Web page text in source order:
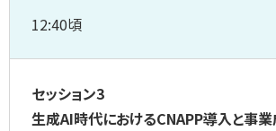
12:40頃
セッション3
生成AI時代におけるCNAPP導入と事